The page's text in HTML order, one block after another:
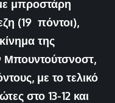
μπροστάρη
(19 πόντοι),
της
Μπουντούτσνοστ,
με το τελικό
στο 13-12 και